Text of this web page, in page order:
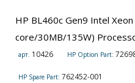
HP BL460c Gen9 Intel
core/30MB/135W)
арт. 10426 HP Option Part:
HP Spare Part: 762452-001